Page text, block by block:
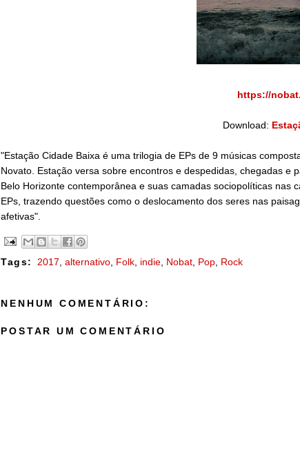
https://
Download:
"Estação Cidade Baixa é uma trilogia de EPs de 9 músicas
Novato. Estação versa sobre encontros e despedidas, chegadas e
Belo Horizonte contemporânea e suas camadas sociopolíticas nas
EPs, trazendo questões como o deslocamento dos seres nas
afetivas".
Tags: 2017,alternativo, Folk, indie, Nobat, Pop, Rock
NENHUM COMENTÁRIO:
POSTAR UM COMENTÁRIO